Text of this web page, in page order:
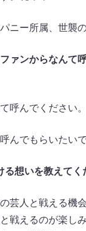
ニー所属、世襲の
ァンからなんて
呼んでください。
んでもらいたいで
想いを教えてく
芸人と戦える機
戦えるのが楽し